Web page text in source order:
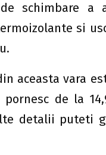
schimbare a
si
aceasta vara
de la
detalii puteti